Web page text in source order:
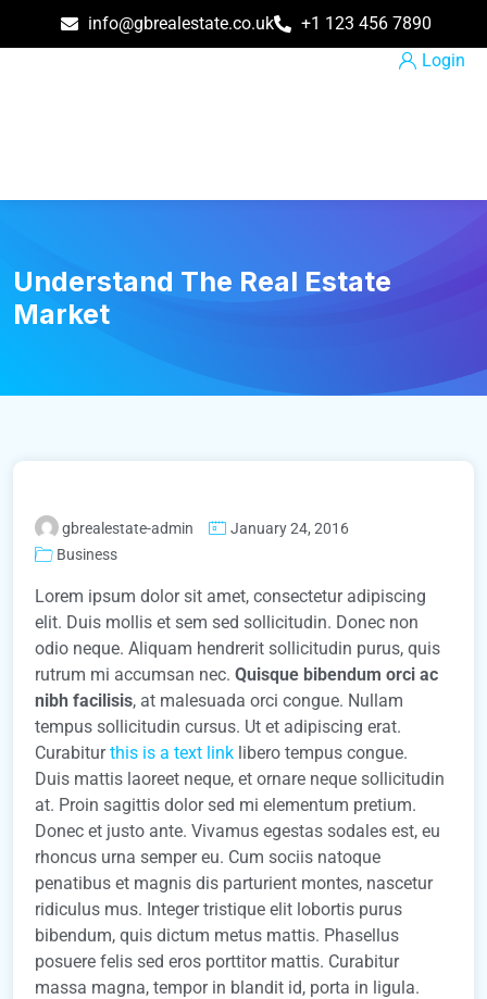
info@gbrealestate.co.uk
+1 123 456 7890
Login
Understand The Real Estate
Market
gbrealestate-admin
January 24, 2016
Business
Lorem ipsum dolor sit amet, consectetur adipiscing
elit. Duis mollis et sem sed sollicitudin. Donec non
odio neque. Aliquam hendrerit sollicitudin purus, quis
rutrum mi accumsan nec. Quisque bibendum orci ac
nibh facilisis, at malesuada orci congue. Nullam
tempus sollicitudin cursus. Ut et adipiscing erat.
Curabiturthis is a text link libero tempus congue.
Duis mattis laoreet neque, et ornare neque sollicitudin
at. Proin sagittis dolor sed mi elementum pretium.
Donec et justo ante. Vivamus egestas sodales est, eu
rhoncus urna semper eu. Cum sociis natoque
penatibus et magnis dis parturient montes, nascetur
ridiculus mus. Integer tristique elit lobortis purus
bibendum, quis dictum metus mattis. Phasellus
posuere felis sed eros porttitor mattis. Curabitur
massa magna, tempor in blandit id, porta in ligula.